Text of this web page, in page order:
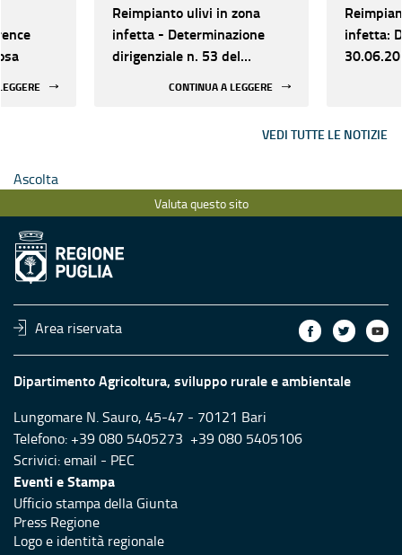
Reimpianto ulivi in zona
infetta - Determinazione
dirigenziale n. 53 del
CONTINUA A LEGGERE
infetta:
VEDI TUTTE LE NOTIZIE
Ascolta
Valuta questo sito
Area riservata
Dipartimento Agricoltura, sviluppo rurale e ambientale
Lungomare N. Sauro, 45-47 - 70121 Bari
Telefono: +39 080 5405273 +39 080 5405106
Scrivici:email - PEC
Eventi e Stampa
Ufficio stampa della Giunta
Press Regione
Logo e identità regionale